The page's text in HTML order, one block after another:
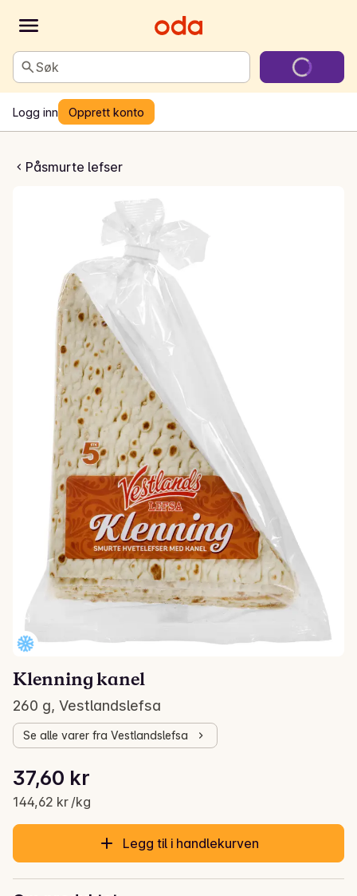
Søk
Logg inn Opprett konto
Påsmurte lefser
kanel
Klenning kanel
260 g, Vestlandslefsa
Se alle varer fra Vestlandslefsa
Gjeldende pris er: 37,60 kr
37,60 kr
144,62 kr /kg
Stykkpris: 144,62 kr /kg
Legg til i handlekurven